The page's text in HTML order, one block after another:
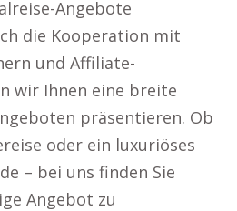
Angebote
die Kooperation mit
und Affiliate-
wir Ihnen eine breite
präsentieren. Ob
oder ein luxuriöses
– bei uns finden Sie
Angebot zu